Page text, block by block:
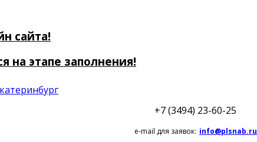
сайта!
этапе заполнения!
+7 (3494) 23-60-25
e-mail для заявок: info@plsnab.ru